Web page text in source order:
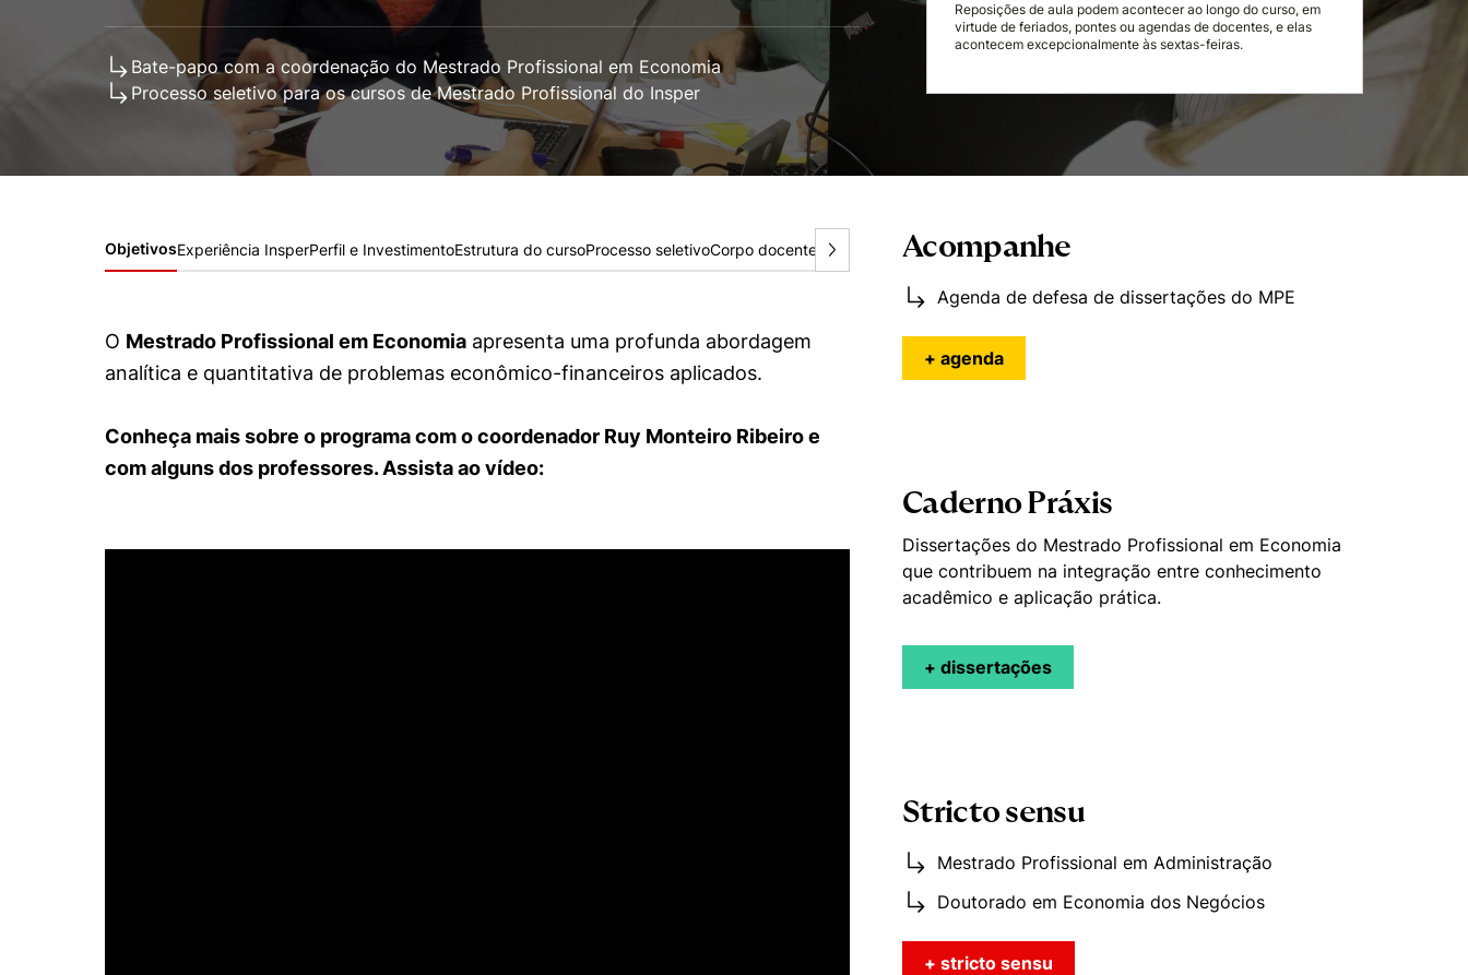
Conhecimento
Hub de Inovação e
Empreendedorismo
Women in Action
Trabalhe conosco
Sala de Imprensa
Repositório Institucional
Pesquisa na Graduação
Seminários Acadêmicos
Comitê de Ética em
Instagram
Linkedin
Bate-papo com a coordenação do Mestrado Profissional em Economia
Processo seletivo para os cursos de Mestrado Profissional do Insper
Reposições de aula podem acontecer ao longo do curso, em
virtude de feriados, pontes ou agendas de docentes, e elas
acontecem excepcionalmente às sextas-feiras.
ObjetivosExperiência InsperPerfil e InvestimentoEstrutura do cursoProcesso seletivoCorpo docente Alunos Egressos+ Informações
O Mestrado Profissional em Economia apresenta uma profunda abordagem
analítica e quantitativa de problemas econômico-financeiros aplicados.
Conheça mais sobre o programa com o coordenador Ruy Monteiro Ribeiro e
com alguns dos professores. Assista ao vídeo:
Acompanhe
Agenda de defesa de dissertações do MPE
+ agenda
Caderno Práxis
Dissertações do Mestrado Profissional em Economia
que contribuem na integração entre conhecimento
acadêmico e aplicação prática.
+ dissertações
Stricto sensu
Mestrado Profissional em Administração
Doutorado em Economia dos Negócios
+ stricto sensu